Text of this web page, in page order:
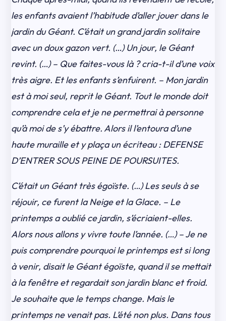
les enfants avaient l’habitude d’aller jouer dans le
jardin du Géant. C’était un grand jardin solitaire
avec un doux gazon vert. (…) Un jour, le Géant
revint. (…) – Que faites-vous là ? cria-t-il d’une voix
très aigre. Et les enfants s’enfuirent. – Mon jardin
est à moi seul, reprit le Géant. Tout le monde doit
comprendre cela et je ne permettrai à personne
qu’à moi de s’y ébattre. Alors il l’entoura d’une
haute muraille et y plaça un écriteau : DEFENSE
D’ENTRER SOUS PEINE DE POURSUITES.
C’était un Géant très égoïste. (…) Les seuls à se
réjouir, ce furent la Neige et la Glace. – Le
printemps a oublié ce jardin, s’écriaient-elles.
Alors nous allons y vivre toute l’année. (…) – Je ne
puis comprendre pourquoi le printemps est si long
à venir, disait le Géant égoïste, quand il se mettait
à la fenêtre et regardait son jardin blanc et froid.
Je souhaite que le temps change. Mais le
printemps ne venait pas. L’été non plus. Dans tous